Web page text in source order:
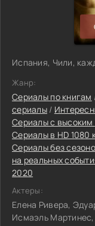
Испания, Чили,
Жанр:
Сериалы по книгам
сериалы/
Сериалы с высоким
Сериалы в HD 1080
Сериалы без
на реальных
2020
Актеры:
Елена Ривера,
Исмаэль